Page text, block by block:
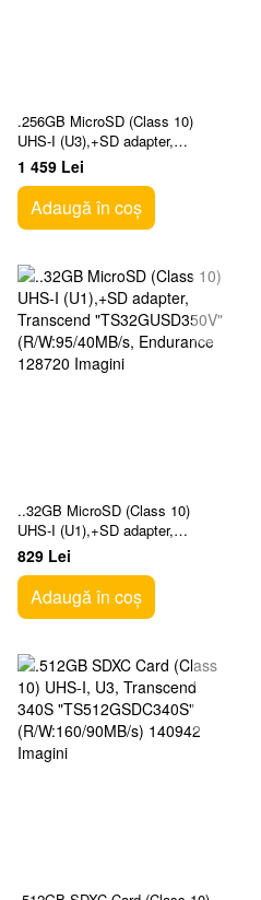
.256GB MicroSD (Class 10)
UHS-I (U3),+SD adapter,
Transcend TS256GUSD340S
(V30, A2, R/W:160/125MB/s)
1 459 Lei
Adaugă în coș
..32GB MicroSD (Class 10)
UHS-I (U1),+SD adapter,
Transcend "TS32GUSD350V"
(R/W:95/40MB/s, Endurance
829 Lei
Adaugă în coș